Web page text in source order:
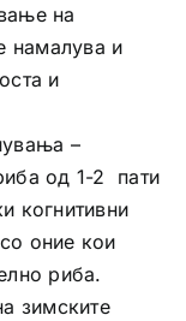
на
намалува и
и
–
од 1-2 пати
когнитивни
оние кои
риба.
зимските